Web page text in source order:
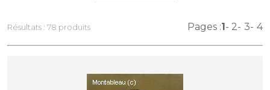
Résultats : 78 produits Pages :1 2 3 4